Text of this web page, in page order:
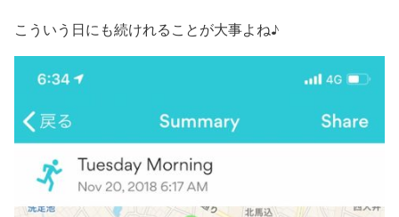
こういう日にも続けれることが大事よね♪